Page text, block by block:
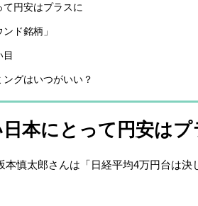
円安はプラスに
ド銘柄」
グはいつがいい？
本にとって円安はプ
本慎太郎さんは「日経平均4万円台は決